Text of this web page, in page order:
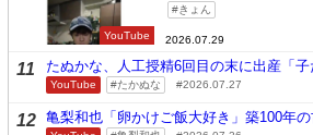
YouTube
きょん
2026.07.29
11 たぬかな、人工授精6回目の末に出産「子
YouTube たかぬな 2026.07.27
12 亀梨和也「卵かけご飯大好き」築100年